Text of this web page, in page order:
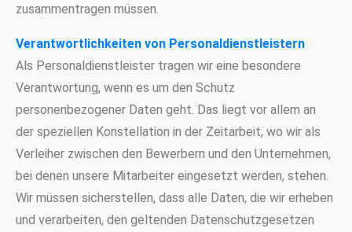
zusammentragen müssen.
Verantwortlichkeiten von Personaldienstleistern
Als Personaldienstleister tragen wir eine besondere
Verantwortung, wenn es um den Schutz
personenbezogener Daten geht. Das liegt vor allem an
der speziellen Konstellation in der Zeitarbeit, wo wir als
Verleiher zwischen den Bewerbern und den Unternehmen,
bei denen unsere Mitarbeiter eingesetzt werden, stehen.
Wir müssen sicherstellen, dass alle Daten, die wir erheben
und verarbeiten, den geltenden Datenschutzgesetzen